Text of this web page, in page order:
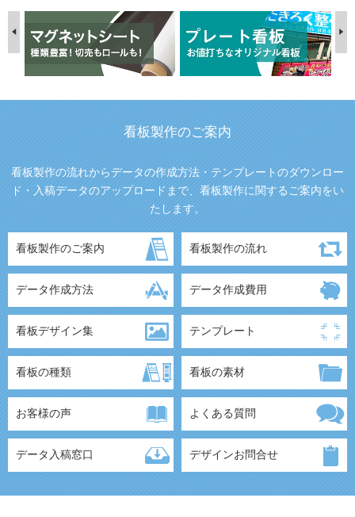
看板製作のご案内
看板製作の流れからデータの作成方法・テンプレートのダウンロー
ド・入稿データのアップロードまで、看板製作に関するご案内をい
たします。
看板製作のご案内 看板製作の流れ
データ作成方法 データ作成費用
看板デザイン集 テンプレート
看板の種類 看板の素材
お客様の声 よくある質問
データ入稿窓口 デザインお問合せ